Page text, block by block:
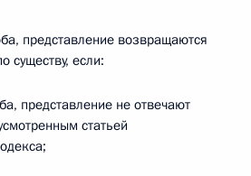
представление возвращаются
существу, если:
представление не отвечают
статьей